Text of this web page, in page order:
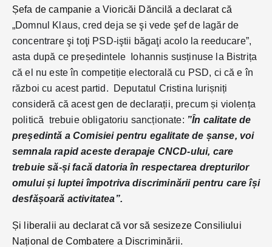
Șefa de campanie a Vioricăi Dăncilă a declarat că
„Domnul Klaus, cred deja se şi vede şef de lagăr de
concentrare şi toţi PSD-iştii băgaţi acolo la reeducare”,
asta după ce președintele Iohannis susținuse la Bistrița
că el nu este în competiție electorală cu PSD, ci că e în
război cu acest partid. Deputatul Cristina Iurișniți
consideră că acest gen de declarații, precum și violența
politică trebuie obligatoriu sancționate: ”În calitate de
președintă a Comisiei pentru egalitate de șanse, voi
semnala rapid aceste derapaje CNCD-ului, care
trebuie să-și facă datoria în respectarea drepturilor
omului și luptei împotriva discriminării pentru care își
desfășoară activitatea”.
Și liberalii au declarat că vor să sesizeze Consiliului
Național de Combatere a Discriminării.